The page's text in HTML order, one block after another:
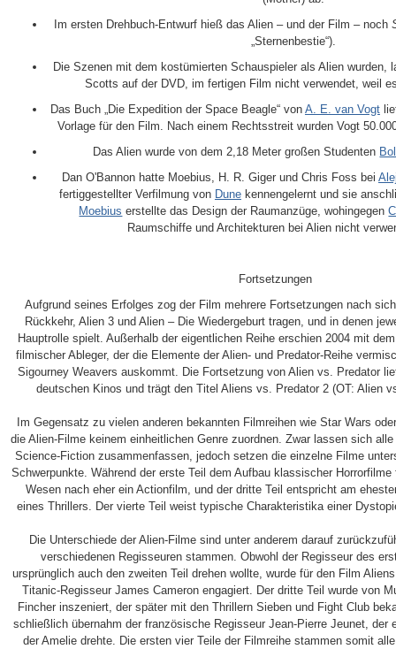
Im ersten Drehbuch-Entwurf hieß das Alien – und der Film – noch
„Sternenbestie“).
Die Szenen mit dem kostümierten Schauspieler als Alien wurden,
Scotts auf der DVD, im fertigen Film nicht verwendet, weil
Das Buch „Die Expedition der Space Beagle“ von A. E. van Vogt
Vorlage für den Film. Nach einem Rechtsstreit wurden Vogt
Das Alien wurde von dem 2,18 Meter großen Studenten
Dan O'Bannon hatte Moebius, H. R. Giger und Chris Foss bei
fertiggestellter Verfilmung von Dunekennengelernt und sie
Moebius erstellte das Design der Raumanzüge, wohingegen
Raumschiffe und Architekturen bei Alien nicht
Fortsetzungen
Aufgrund seines Erfolges zog der Film mehrere Fortsetzungen nach
Rückkehr, Alien 3 und Alien – Die Wiedergeburt tragen, und in denen
Hauptrolle spielt. Außerhalb der eigentlichen Reihe erschien 2004 mit
filmischer Ableger, der die Elemente der Alien- und Predator-Reihe
Sigourney Weavers auskommt. Die Fortsetzung von Alien vs. Predator
deutschen Kinos und trägt den Titel Aliens vs. Predator 2 (OT: Alien
Im Gegensatz zu vielen anderen bekannten Filmreihen wie Star Wars
die Alien-Filme keinem einheitlichen Genre zuordnen. Zwar lassen sich
Science-Fiction zusammenfassen, jedoch setzen die einzelne Filme
Schwerpunkte. Während der erste Teil dem Aufbau klassischer
Wesen nach eher ein Actionfilm, und der dritte Teil entspricht am
eines Thrillers. Der vierte Teil weist typische Charakteristika einer
Die Unterschiede der Alien-Filme sind unter anderem darauf
verschiedenen Regisseuren stammen. Obwohl der Regisseur des
ursprünglich auch den zweiten Teil drehen wollte, wurde für den Film
Titanic-Regisseur James Cameron engagiert. Der dritte Teil wurde von
Fincher inszeniert, der später mit den Thrillern Sieben und Fight Club
schließlich übernahm der französische Regisseur Jean-Pierre Jeunet, der
der Amelie drehte. Die ersten vier Teile der Filmreihe stammen somit